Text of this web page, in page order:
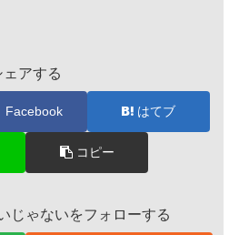
ェアする
Facebook はてブ
コピー
じゃないをフォローする